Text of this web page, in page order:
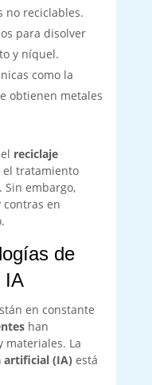
no reciclables.
para disolver
y níquel.
como la
obtienen metales
reciclaje
el tratamiento
embargo,
contras en
de
IA
en constante
han
materiales. La
artificial (IA)está